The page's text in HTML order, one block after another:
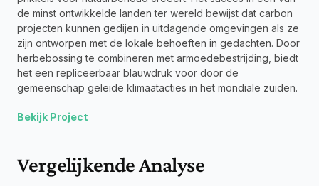
de minst ontwikkelde landen ter wereld bewijst dat carbon
projecten kunnen gedijen in uitdagende omgevingen als ze
zijn ontworpen met de lokale behoeften in gedachten. Door
herbebossing te combineren met armoedebestrijding, biedt
het een repliceerbaar blauwdruk voor door de
gemeenschap geleide klimaatacties in het mondiale zuiden.
Bekijk Project
Vergelijkende Analyse